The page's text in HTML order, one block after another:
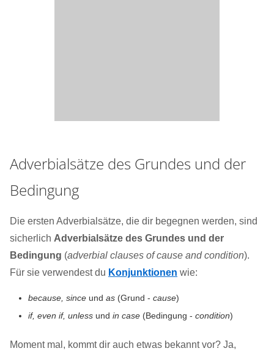
Adverbialsätze des Grundes und der
Bedingung
Die ersten Adverbialsätze, die dir begegnen werden, sind
sicherlich Adverbialsätze des Grundes und der
Bedingung (adverbial clauses of cause and condition).
Für sie verwendest du Konjunktionen wie:
because, since und as (Grund - cause)
if, even if, unless und in case (Bedingung - condition)
Moment mal, kommt dir auch etwas bekannt vor? Ja,